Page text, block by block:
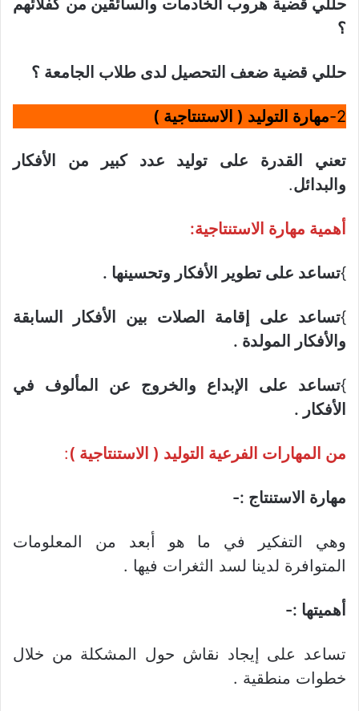
؟
حللي قضية ضعف التحصيل لدى طلاب الجامعة ؟
2- مهارة التوليد ( الاستنتاجية )
تعني القدرة على توليد عدد كبير من الأفكار
والبدائل.
أهمية مهارة الاستنتاجية:
}تساعد على تطوير الأفكار وتحسينها .
}تساعد على إقامة الصلات بين الأفكار السابقة
والأفكار المولدة .
}تساعد على الإبداع والخروج عن المألوف في
الأفكار .
من المهارات الفرعية التوليد ( الاستنتاجية ):
مهارة الاستنتاج :-
وهي التفكير في ما هو أبعد من المعلومات
المتوافرة لدينا لسد الثغرات فيها .
أهميتها :-
تساعد على إيجاد نقاش حول المشكلة من خلال
خطوات منطقية .